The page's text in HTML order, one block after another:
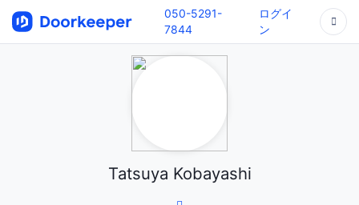
050-5291-
7844
ログイ
ン
Tatsuya Kobayashi